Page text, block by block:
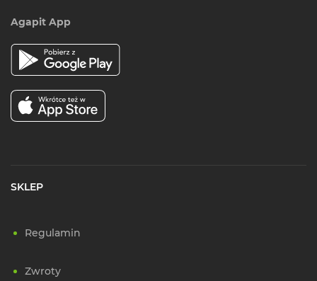
Agapit App
SKLEP
Regulamin
Zwroty